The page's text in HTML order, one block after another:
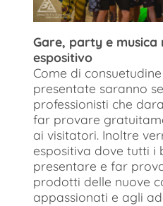
Gare, party e musica
espositivo
Come di
presentate saranno
professionisti che
far provare
ai visitatori. Inoltre
espositiva dove tutti i
presentare e far
prodotti delle nuove
appassionati e agli